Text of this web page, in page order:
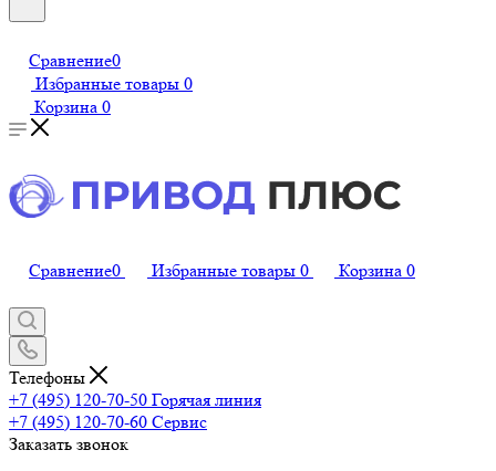
Сравнение0
Избранные товары 0
Корзина 0
Сравнение0 Избранные товары 0 Корзина 0
Телефоны
+7 (495) 120-70-50 Горячая линия
+7 (495) 120-70-60 Сервис
Заказать звонок